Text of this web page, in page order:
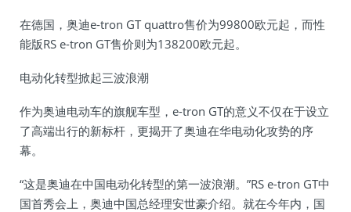
在德国，奥迪e-tron GT quattro售价为99800欧元起，而性
能版RS e-tron GT售价则为138200欧元起。
电动化转型掀起三波浪潮
作为奥迪电动车的旗舰车型，e-tron GT的意义不仅在于设立
了高端出行的新标杆，更揭开了奥迪在华电动化攻势的序
幕。
“这是奥迪在中国电动化转型的第一波浪潮。”RS e-tron GT中
国首秀会上，奥迪中国总经理安世豪介绍。就在今年内，国